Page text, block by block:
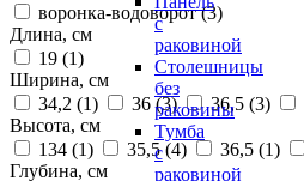
с
раковиной
Столешницы
без
раковины
Тумба
с
раковиной
воронка-водоворот (3)
Длина, см
19 (1)
Ширина, см
34,2 (1) 36 (3) 36,5 (3)
Высота, см
134 (1) 35,5 (4) 36,5 (1)
Глубина, см